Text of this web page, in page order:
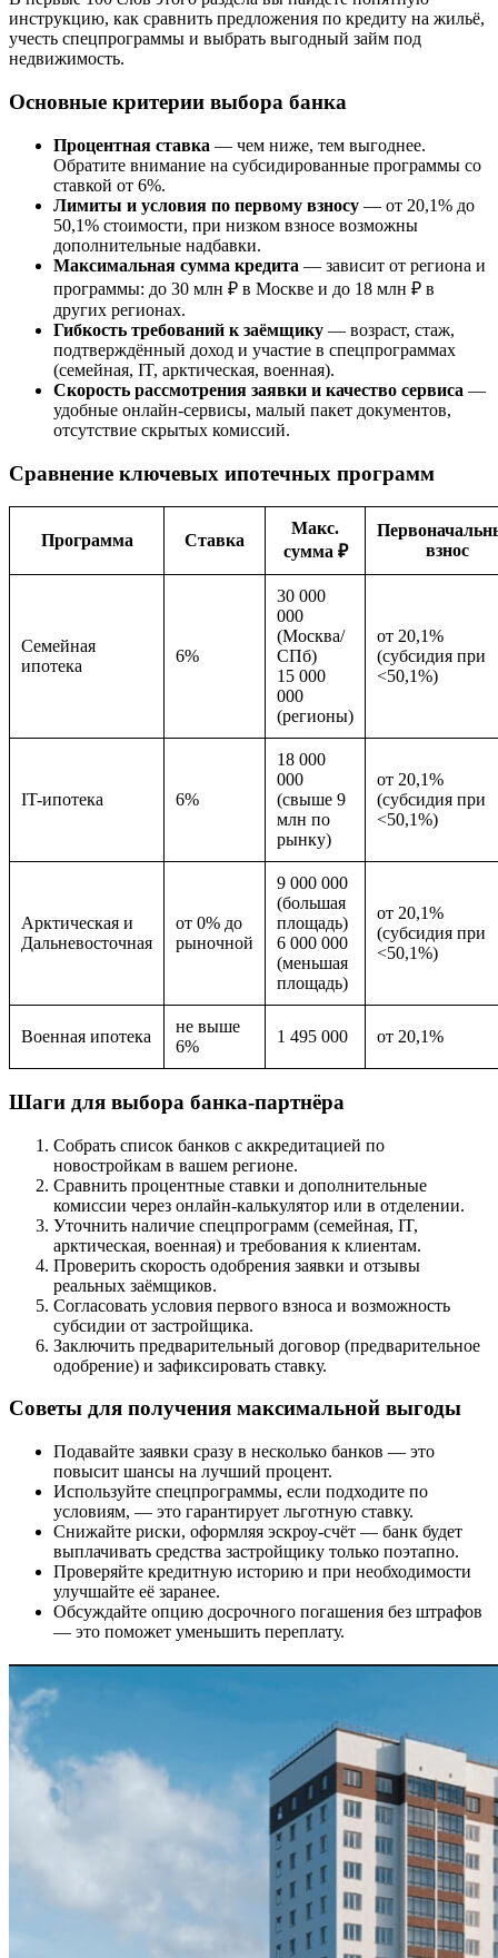
инструкцию, как сравнить предложения по кредиту на жильё,
учесть спецпрограммы и выбрать выгодный займ под
недвижимость.
Основные критерии выбора банка
Процентная ставка — чем ниже, тем выгоднее.
Обратите внимание на субсидированные программы со
ставкой от 6%.
Лимиты и условия по первому взносу — от 20,1% до
50,1% стоимости, при низком взносе возможны
дополнительные надбавки.
Максимальная сумма кредита — зависит от региона и
программы: до 30 млн ₽ в Москве и до 18 млн ₽ в
других регионах.
Гибкость требований к заёмщику — возраст, стаж,
подтверждённый доход и участие в спецпрограммах
(семейная, IT, арктическая, военная).
Скорость рассмотрения заявки и качество сервиса —
удобные онлайн-сервисы, малый пакет документов,
отсутствие скрытых комиссий.
Сравнение ключевых ипотечных программ
Программа Ставка
Макс.
сумма ₽
взнос
Семейная
ипотека
6%
30 000
000
(Москва/
СПб)
15 000
000
(регионы)
от 20,1%
(субсидия при
<50,1%)
IT-ипотека 6%
18 000
000
(свыше 9
млн по
рынку)
от 20,1%
(субсидия при
<50,1%)
Арктическая и
Дальневосточная
от 0% до
рыночной
9 000 000
(большая
площадь)
6 000 000
(меньшая
площадь)
от 20,1%
(субсидия при
<50,1%)
Военная ипотека
не выше
6%
1 495 000 от 20,1%
Шаги для выбора банка-партнёра
Собрать список банков с аккредитацией по
новостройкам в вашем регионе.
Сравнить процентные ставки и дополнительные
комиссии через онлайн-калькулятор или в отделении.
Уточнить наличие спецпрограмм (семейная, IT,
арктическая, военная) и требования к клиентам.
Проверить скорость одобрения заявки и отзывы
реальных заёмщиков.
Согласовать условия первого взноса и возможность
субсидии от застройщика.
Заключить предварительный договор (предварительное
одобрение) и зафиксировать ставку.
Советы для получения максимальной выгоды
Подавайте заявки сразу в несколько банков — это
повысит шансы на лучший процент.
Используйте спецпрограммы, если подходите по
условиям, — это гарантирует льготную ставку.
Снижайте риски, оформляя эскроу-счёт — банк будет
выплачивать средства застройщику только поэтапно.
Проверяйте кредитную историю и при необходимости
улучшайте её заранее.
Обсуждайте опцию досрочного погашения без штрафов
— это поможет уменьшить переплату.